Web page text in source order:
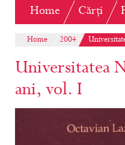
Home Cărți
Home 2004
Universitatea
ani, vol. I